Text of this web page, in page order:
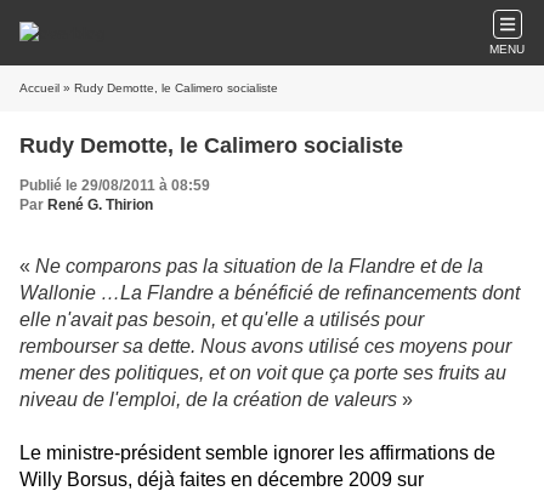
MENU
Accueil » Rudy Demotte, le Calimero socialiste
Rudy Demotte, le Calimero socialiste
Publié le 29/08/2011 à 08:59
Par René G. Thirion
« Ne comparons pas la situation de la Flandre et de la
Wallonie …La Flandre a bénéficié de refinancements dont
elle n'avait pas besoin, et qu'elle a utilisés pour
rembourser sa dette. Nous avons utilisé ces moyens pour
mener des politiques, et on voit que ça porte ses fruits au
niveau de l'emploi, de la création de valeurs »
Le ministre-président semble ignorer les affirmations de
Willy Borsus, déjà faites en décembre 2009 sur